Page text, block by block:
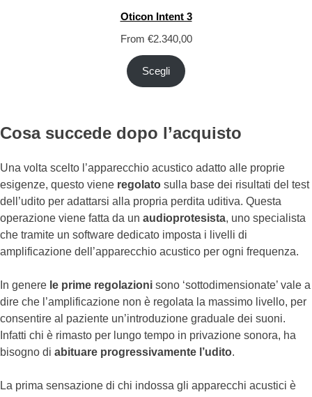
Oticon Intent 3
From €2.340,00
Scegli
Cosa succede dopo l’acquisto
Una volta scelto l’apparecchio acustico adatto alle proprie
esigenze, questo viene regolato sulla base dei risultati del test
dell’udito per adattarsi alla propria perdita uditiva. Questa
operazione viene fatta da un audioprotesista, uno specialista
che tramite un software dedicato imposta i livelli di
amplificazione dell’apparecchio acustico per ogni frequenza.
In genere le prime regolazioni sono ‘sottodimensionate’ vale a
dire che l’amplificazione non è regolata la massimo livello, per
consentire al paziente un’introduzione graduale dei suoni.
Infatti chi è rimasto per lungo tempo in privazione sonora, ha
bisogno di abituare progressivamente l’udito.
La prima sensazione di chi indossa gli apparecchi acustici è